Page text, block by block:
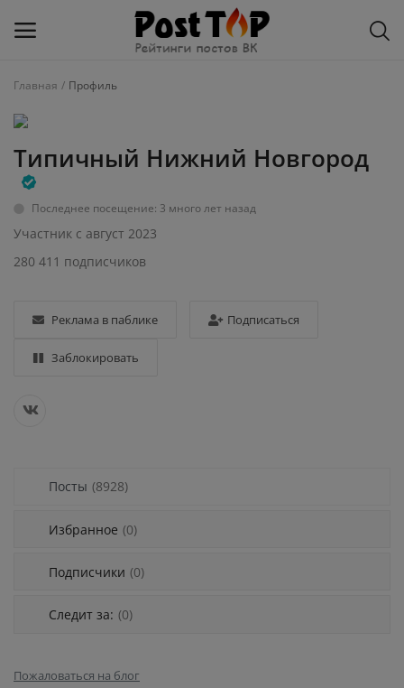
Добавить
ВКонтакте
Избранное
Контакты
Регистрация
Главная Профиль
Типичный Нижний Новгород
Последнее посещение: 3 много лет назад
Участник с август 2023
280 411 подписчиков
Реклама в паблике Подписаться
Заблокировать
Посты (8928)
Избранное (0)
Подписчики (0)
Следит за: (0)
Пожаловаться на блог